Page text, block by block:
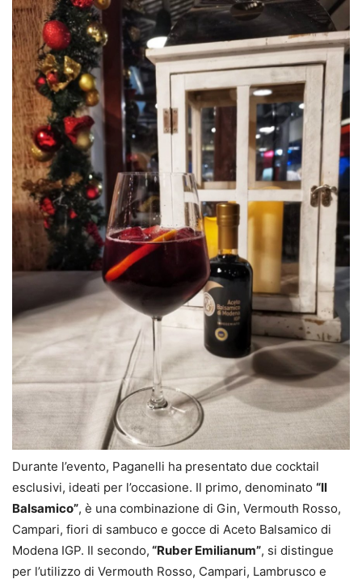
Durante l’evento, Paganelli ha presentato due cocktail
esclusivi, ideati per l’occasione. Il primo, denominato “Il
Balsamico”, è una combinazione di Gin, Vermouth Rosso,
Campari, fiori di sambuco e gocce di Aceto Balsamico di
Modena IGP. Il secondo, “Ruber Emilianum”, si distingue
per l’utilizzo di Vermouth Rosso, Campari, Lambrusco e